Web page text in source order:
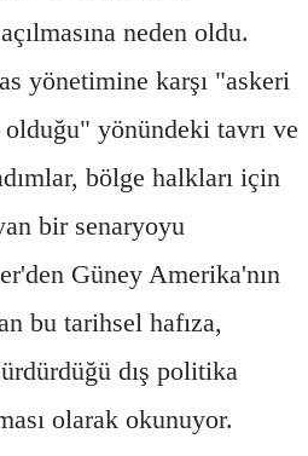
neden oldu.
yönetimine karşı "askeri
yönündeki tavrı ve
bölge halkları için
bir senaryoyu
Güney Amerika'nın
bu tarihsel hafıza,
dış politika
olarak okunuyor.